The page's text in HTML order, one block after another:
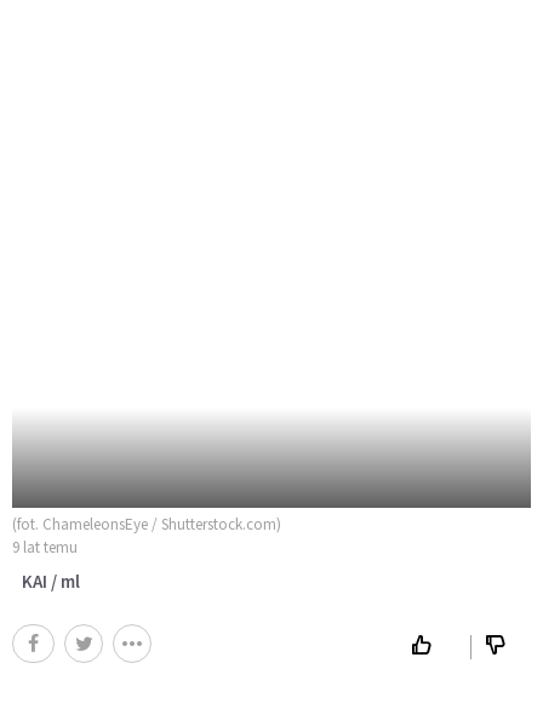
(fot. ChameleonsEye / Shutterstock.com)
9 lat temu
KAI / ml